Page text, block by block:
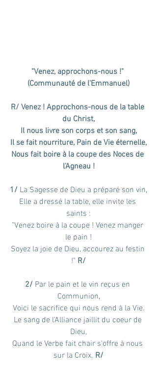
"Venez, approchons-nous !"
(Communauté de l'Emmanuel)
R/ Venez ! Approchons-nous de la table
du Christ,
Il nous livre son corps et son sang,
Il se fait nourriture, Pain de Vie éternelle,
Nous fait boire à la coupe des Noces de
l'Agneau !
1/ La Sagesse de Dieu a préparé son vin,
Elle a dressé la table, elle invite les
saints :
"Venez boire à la coupe ! Venez manger
le pain !
Soyez la joie de Dieu, accourez au festin
!" R/
2/ Par le pain et le vin reçus en
Communion,
Voici le sacrifice qui nous rend à la Vie.
Le sang de l'Alliance jaillit du coeur de
Dieu,
Quand le Verbe fait chair s'offre à nous
sur la Croix. R/